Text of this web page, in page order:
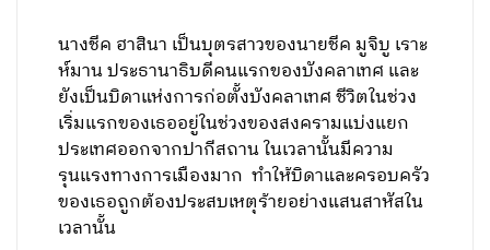
นางชีค ฮาสินา เป็นบุตรสาวของนายชีค มูจิบู เราะ
ห์มาน ประธานาธิบดีคนแรกของบังคลาเทศ และ
ยังเป็นบิดาแห่งการก่อตั้งบังคลาเทศ ชีวิตในช่วง
เริ่มแรกของเธออยู่ในช่วงของสงครามแบ่งแยก
ประเทศออกจากปากีสถาน ในเวลานั้นมีความ
รุนแรงทางการเมืองมาก ทำให้บิดาและครอบครัว
ของเธอถูกต้องประสบเหตุร้ายอย่างแสนสาหัสใน
เวลานั้น